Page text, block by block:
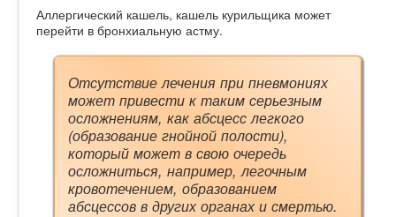
Аллергический кашель, кашель курильщика может
перейти в бронхиальную астму.
Отсутствие лечения при пневмониях
может привести к таким серьезным
осложнениям, как абсцесс легкого
(образование гнойной полости),
который может в свою очередь
осложниться, например, легочным
кровотечением, образованием
абсцессов в других органах и смертью.